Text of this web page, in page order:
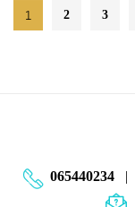
1 2 3
065440234|